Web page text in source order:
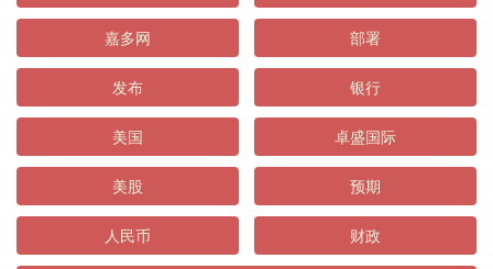
嘉多网 部署
发布 银行
美国 卓盛国际
美股 预期
人民币 财政